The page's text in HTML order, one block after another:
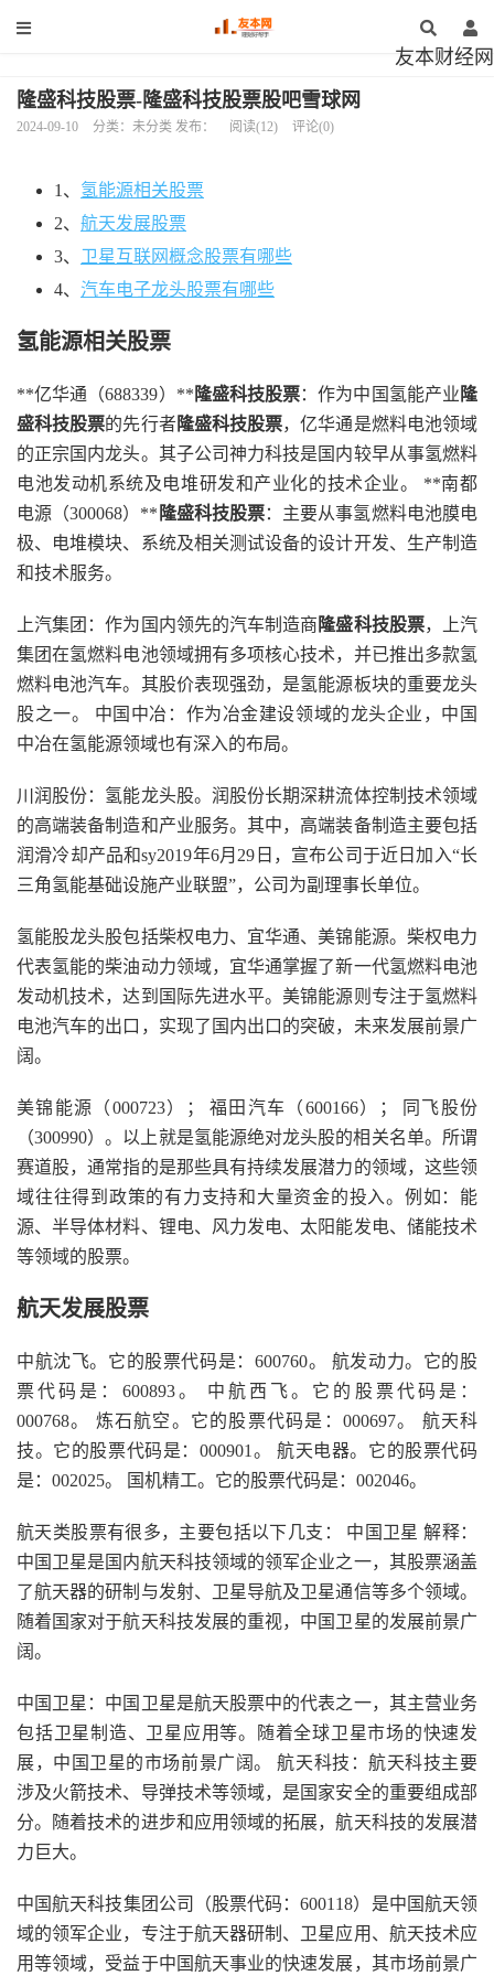
友本财经网
隆盛科技股票-隆盛科技股票股吧雪球网
2024-09-10 分类：未分类 发布： 阅读(12) 评论(0)
1、 氢能源相关股票
2、 航天发展股票
3、 卫星互联网概念股票有哪些
4、 汽车电子龙头股票有哪些
氢能源相关股票
**亿华通（688339）** 隆盛科技股票：作为中国氢能产业 隆
盛科技股票的先行者隆盛科技股票，亿华通是燃料电池领域
的正宗国内龙头。其子公司神力科技是国内较早从事氢燃料
电池发动机系统及电堆研发和产业化的技术企业。 **南都
电源（300068）** 隆盛科技股票：主要从事氢燃料电池膜电
极、电堆模块、系统及相关测试设备的设计开发、生产制造
和技术服务。
上汽集团：作为国内领先的汽车制造商 隆盛科技股票，上汽
集团在氢燃料电池领域拥有多项核心技术，并已推出多款氢
燃料电池汽车。其股价表现强劲，是氢能源板块的重要龙头
股之一。 中国中冶：作为冶金建设领域的龙头企业，中国
中冶在氢能源领域也有深入的布局。
川润股份：氢能龙头股。润股份长期深耕流体控制技术领域
的高端装备制造和产业服务。其中，高端装备制造主要包括
润滑冷却产品和sy2019年6月29日，宣布公司于近日加入“长
三角氢能基础设施产业联盟”，公司为副理事长单位。
氢能股龙头股包括柴权电力、宜华通、美锦能源。柴权电力
代表氢能的柴油动力领域，宜华通掌握了新一代氢燃料电池
发动机技术，达到国际先进水平。美锦能源则专注于氢燃料
电池汽车的出口，实现了国内出口的突破，未来发展前景广
阔。
美锦能源（000723）； 福田汽车（600166）； 同飞股份
（300990）。以上就是氢能源绝对龙头股的相关名单。所谓
赛道股，通常指的是那些具有持续发展潜力的领域，这些领
域往往得到政策的有力支持和大量资金的投入。例如：能
源、半导体材料、锂电、风力发电、太阳能发电、储能技术
等领域的股票。
航天发展股票
中航沈飞。它的股票代码是：600760。 航发动力。它的股
票代码是：600893。 中航西飞。它的股票代码是：
000768。 炼石航空。它的股票代码是：000697。 航天科
技。它的股票代码是：000901。 航天电器。它的股票代码
是：002025。 国机精工。它的股票代码是：002046。
航天类股票有很多，主要包括以下几支： 中国卫星 解释：
中国卫星是国内航天科技领域的领军企业之一，其股票涵盖
了航天器的研制与发射、卫星导航及卫星通信等多个领域。
随着国家对于航天科技发展的重视，中国卫星的发展前景广
阔。
中国卫星：中国卫星是航天股票中的代表之一，其主营业务
包括卫星制造、卫星应用等。随着全球卫星市场的快速发
展，中国卫星的市场前景广阔。 航天科技：航天科技主要
涉及火箭技术、导弹技术等领域，是国家安全的重要组成部
分。随着技术的进步和应用领域的拓展，航天科技的发展潜
力巨大。
中国航天科技集团公司（股票代码：600118）是中国航天领
域的领军企业，专注于航天器研制、卫星应用、航天技术应
用等领域，受益于中国航天事业的快速发展，其市场前景广